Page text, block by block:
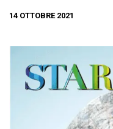
14 OTTOBRE 2021